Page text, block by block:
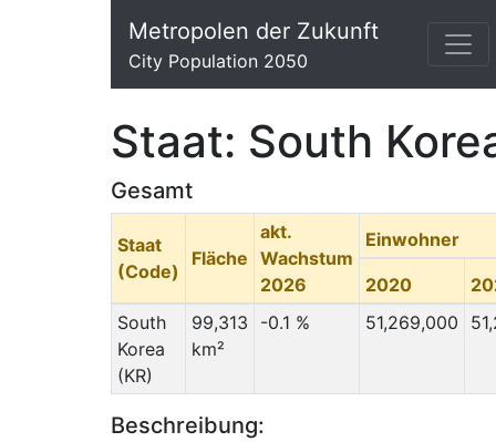
Metropolen der Zukunft
City Population 2050
Staat: South
Gesamt
Staat
(Code)
Fläche
akt.
Wachstum
2026
Einwohner
2020
South
Korea
(KR)
99,313
km²
-0.1 % 51,269,000
Beschreibung: